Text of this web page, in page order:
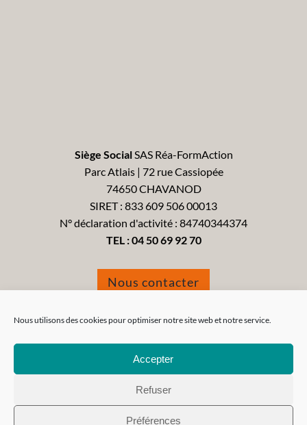
Nous utilisons des cookies pour optimiser notre site web et notre service.
Accepter
Refuser
Préférences
Siège SocialSAS Réa-FormAction
Parc Atlais | 72 rue Cassiopée
74650 CHAVANOD
SIRET : 833 609 506 00013
N° déclaration d'activité : 84740344374
TEL :04 50 69 92 70
Nous contacter
Tous droits réservés 2021 - Réa-FormAction -